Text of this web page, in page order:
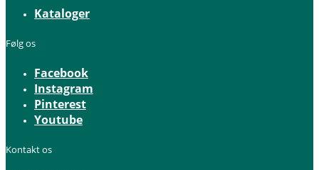
Kataloger
Følg os
Facebook
Instagram
Pinterest
Youtube
Kontakt os